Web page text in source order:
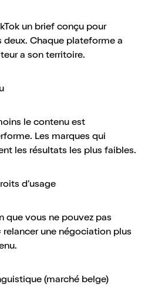
un brief conçu pour
deux. Chaque plateforme a
a son territoire.
le contenu est
Les marques qui
les résultats les plus faibles.
d’usage
que vous ne pouvez pas
une négociation plus
(marché belge)